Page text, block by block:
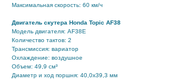
Максимальная скорость: 60 км/ч
Двигатель скутера Honda Topic AF38
Модель двигателя: AF38E
Количество тактов: 2
Трансмиссия: вариатор
Охлаждение: воздушное
Объем: 49,9 см³
Диаметр и ход поршня: 40,0x39,3 мм